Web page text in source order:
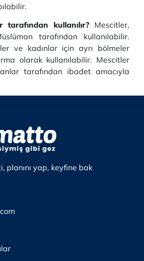
tarafından kullanılır? Mescitler,
tarafından kullanılabilir.
ve kadınlar için ayrı bölmeler
olarak kullanılabilir. Mescitler
tarafından ibadet amacıyla
planını yap, keyfine bak